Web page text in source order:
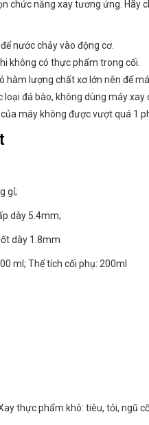
chức năng xay tương ứng. Hãy
nước chảy vào động cơ.
không có thực phẩm trong cối.
hàm lượng chất xơ lớn nên để
đá bào, không dùng máy xay
máy không được vượt quá 1
gỉ;
dày 5.4mm;
dày 1.8mm
ml; Thể tích cối phụ: 200ml
thực phẩm khô: tiêu, tỏi, ngũ